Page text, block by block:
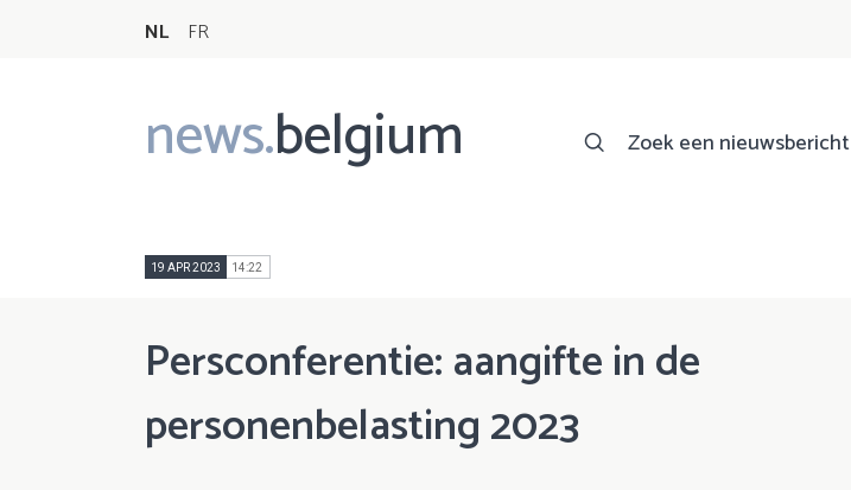
NL FR
news.belgium
Main
navigation
Zoek een nieuwsbericht
19 APR 2023 14:22
Persconferentie: aangifte in de
personenbelasting 2023